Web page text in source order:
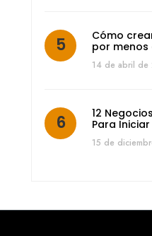
Cómo
por menos
14 de abril
12
Para
15 de